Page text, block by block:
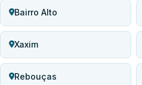
Bairro Alto
Xaxim
Rebouças